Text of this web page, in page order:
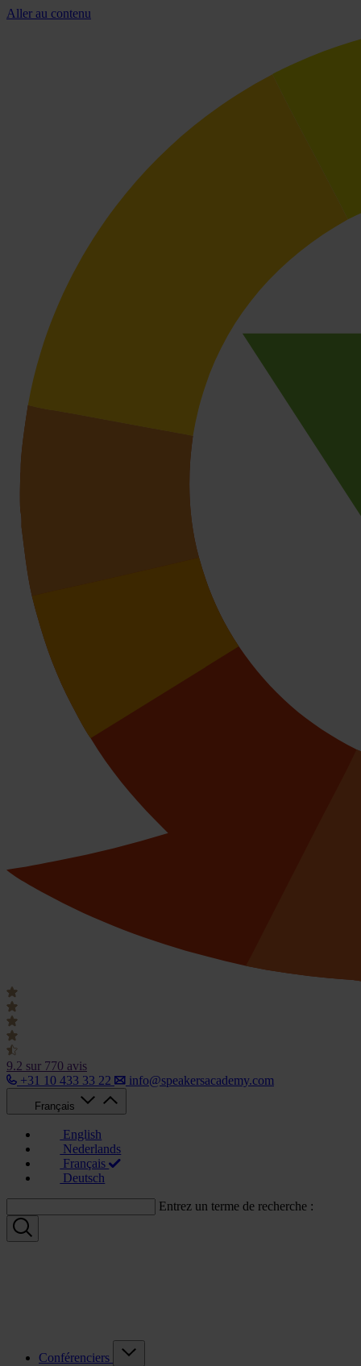
Aller au contenu
9.2 sur 770 avis
+31 10 433 33 22
info@speakersacademy.com
Français
English
Nederlands
Français
Deutsch
Entrez un terme de recherche :
Conférenciers